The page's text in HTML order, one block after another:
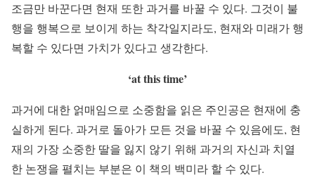
조금만 바꾼다면 현재 또한 과거를 바꿀 수 있다. 그것이 불
행을 행복으로 보이게 하는 착각일지라도, 현재와 미래가 행
복할 수 있다면 가치가 있다고 생각한다.
‘at this time’
과거에 대한 얽매임으로 소중함을 읽은 주인공은 현재에 충
실하게 된다. 과거로 돌아가 모든 것을 바꿀 수 있음에도, 현
재의 가장 소중한 딸을 잃지 않기 위해 과거의 자신과 치열
한 논쟁을 펼치는 부분은 이 책의 백미라 할 수 있다.